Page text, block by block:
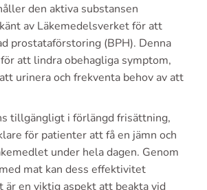
den aktiva substansen
av Läkemedelsverket för att
prostataförstoring (BPH). Denna
att lindra obehagliga symptom,
urinera och frekventa behov av att
tillgängligt i förlängd frisättning,
för patienter att få en jämn och
under hela dagen. Genom
mat kan dess effektivitet
är en viktig aspekt att beakta vid